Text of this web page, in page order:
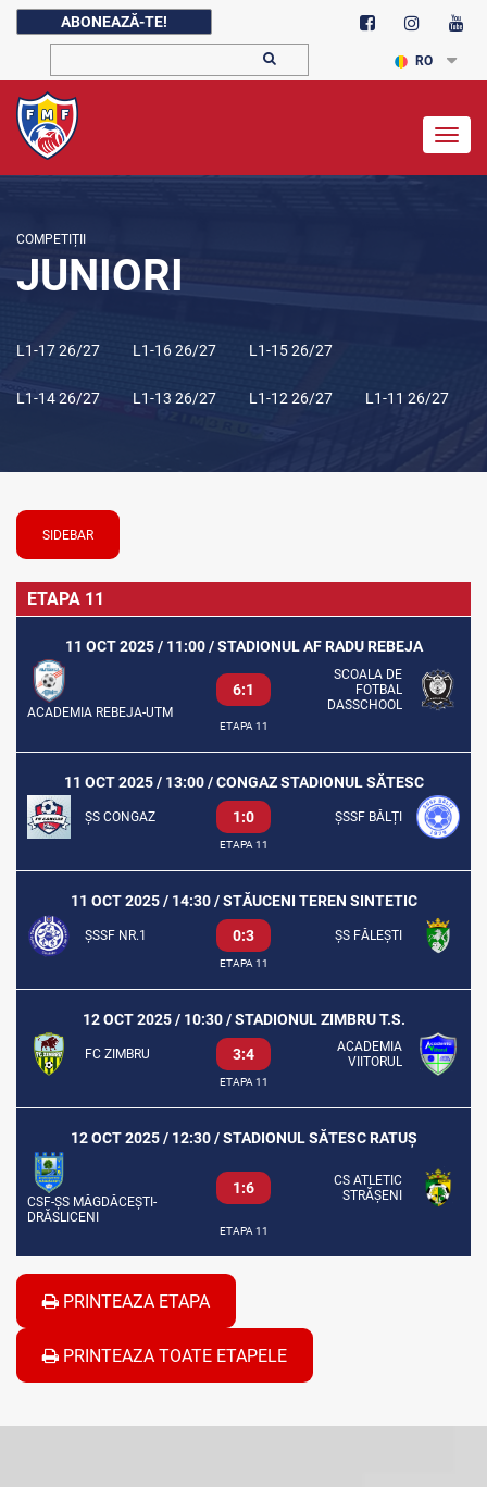
ABONEAZĂ-TE!
RO
COMPETIȚII
JUNIORI
L1-17 26/27 L1-16 26/27 L1-15 26/27
L1-14 26/27 L1-13 26/27 L1-12 26/27 L1-11 26/27
SIDEBAR
ETAPA 11
11 OCT 2025 / 11:00 / STADIONUL AF RADU REBEJA
ACADEMIA REBEJA-UTM
6:1
SCOALA DE
FOTBAL
DASSCHOOL
ETAPA 11
11 OCT 2025 / 13:00 / CONGAZ STADIONUL SĂTESC
ȘS CONGAZ 1:0 ȘSSF BĂLȚI
ETAPA 11
11 OCT 2025 / 14:30 / STĂUCENI TEREN SINTETIC
ȘSSF NR.1 0:3 ȘS FĂLEȘTI
ETAPA 11
12 OCT 2025 / 10:30 / STADIONUL ZIMBRU T.S.
FC ZIMBRU 3:4
ACADEMIA
VIITORUL
ETAPA 11
12 OCT 2025 / 12:30 / STADIONUL SĂTESC RATUȘ
CSF-ȘS MĂGDĂCEȘTI-
DRĂSLICENI
1:6
CS ATLETIC
STRĂȘENI
ETAPA 11
PRINTEAZA ETAPA
PRINTEAZA TOATE ETAPELE